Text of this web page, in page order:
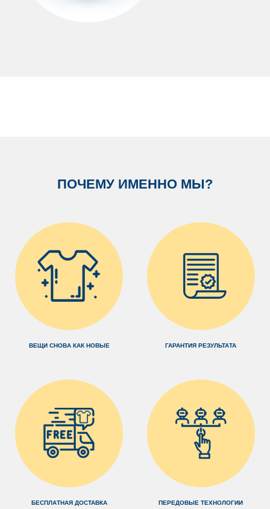
ПОЧЕМУ ИМЕННО МЫ?
ВЕЩИ СНОВА КАК НОВЫЕ ГАРАНТИЯ РЕЗУЛЬТАТА
БЕСПЛАТНАЯ ДОСТАВКА ПЕРЕДОВЫЕ ТЕХНОЛОГИИ